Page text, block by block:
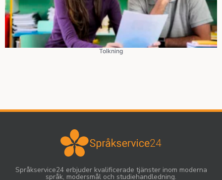
Tolkning
Språkservice24 erbjuder kvalificerade tjänster inom moderna
språk, modersmål och studiehandledning.